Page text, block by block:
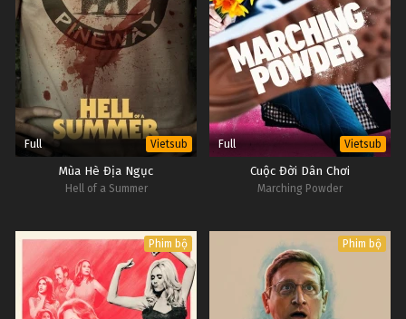
Full Vietsub
Mùa Hè Địa Ngục
Hell of a Summer
Full Vietsub
Cuộc Đời Dân Chơi
Marching Powder
Phim bộ Phim bộ